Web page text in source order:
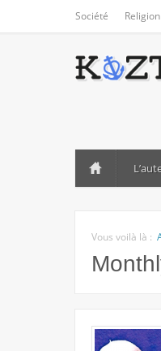
Société Religion
Vous voilà là :